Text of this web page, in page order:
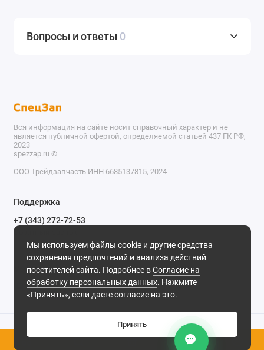
0
Вопросы и ответы 0
Мы используем файлы cookie и другие средства
сохранения предпочтений и анализа действий
посетителей сайта. Подробнее вСогласие на
обработку персональных данных. Нажмите
«Принять», если даете согласие на это.
Принять
Вся информация на сайте носит справочный характер и не
является публичной офертой, определяемой статьей 437 ГК РФ,
2023
spezzap.ru ©️
ООО Трейдзапчасть ИНН 6685137815, 2024
Поддержка
+7 (343) 272-72-53
Обратный звонок
620030, г. Екатеринбург, ул. Карьерная, д. 14, оф. 14.
Мы в сети